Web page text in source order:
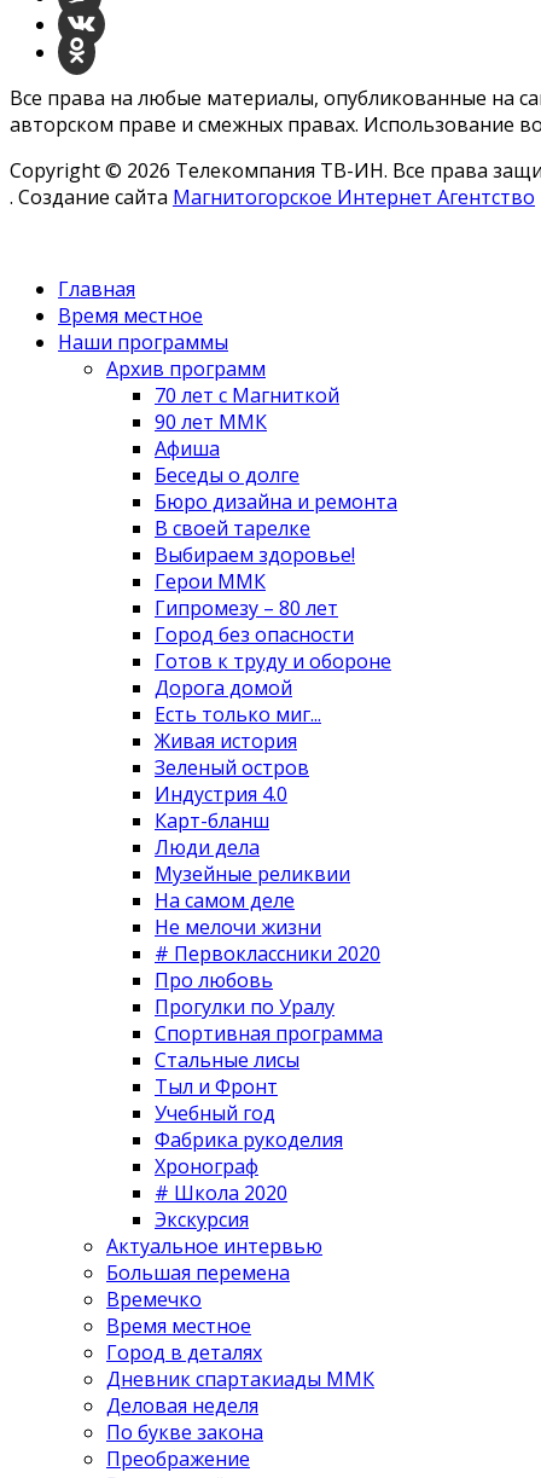
Все права на любые материалы, опубликованные на
авторском праве и смежных правах. Использование
Copyright © 2026 Телекомпания ТВ-ИН. Все права
. Создание сайта Магнитогорское Интернет Агентство
Главная
Время местное
Наши программы
Архив программ
70 лет с Магниткой
90 лет ММК
Афиша
Беседы о долге
Бюро дизайна и ремонта
В своей тарелке
Выбираем здоровье!
Герои ММК
Гипромезу – 80 лет
Город без опасности
Готов к труду и обороне
Дорога домой
Есть только миг...
Живая история
Зеленый остров
Индустрия 4.0
Карт-бланш
Люди дела
Музейные реликвии
На самом деле
Не мелочи жизни
# Первоклассники 2020
Про любовь
Прогулки по Уралу
Спортивная программа
Стальные лисы
Тыл и Фронт
Учебный год
Фабрика рукоделия
Хронограф
# Школа 2020
Экскурсия
Актуальное интервью
Большая перемена
Времечко
Время местное
Город в деталях
Дневник спартакиады ММК
Деловая неделя
По букве закона
Преображение